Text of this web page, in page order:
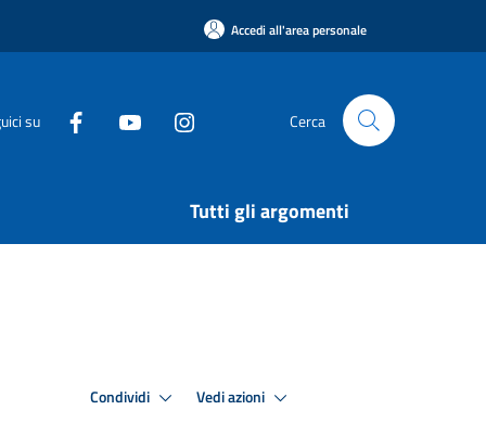
Accedi all'area personale
su Cerca
Tutti gli argomenti
Condividi Vedi azioni